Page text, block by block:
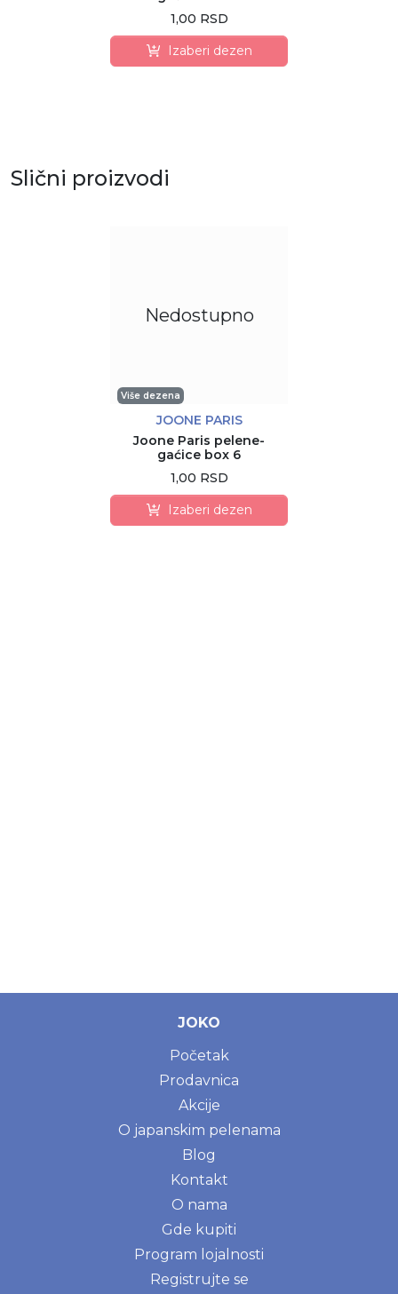
1,00 RSD
Izaberi dezen
Slični proizvodi
Nedostupno
Više dezena
JOONE PARIS
Joone Paris pelene-
gaćice box 6
1,00 RSD
Izaberi dezen
JOKO
Početak
Prodavnica
Akcije
O japanskim pelenama
Blog
Kontakt
O nama
Gde kupiti
Program lojalnosti
Registrujte se